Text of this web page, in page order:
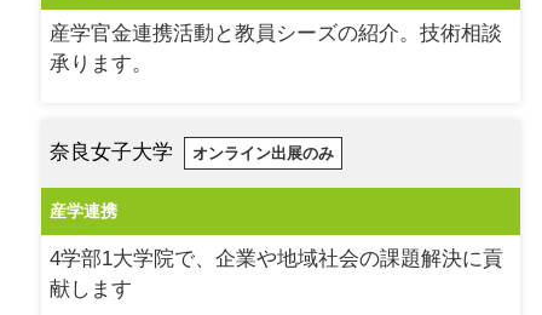
産学官金連携活動と教員シーズの紹介。技術相談
承ります。
奈良女子大学 オンライン出展のみ
産学連携
4学部1大学院で、企業や地域社会の課題解決に貢
献します